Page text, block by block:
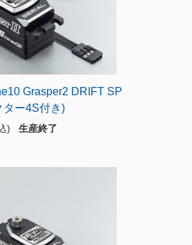
Grasper2 DRIFT SP
ター4S付き)
) 生産終了